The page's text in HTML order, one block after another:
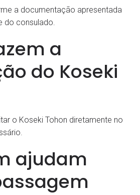
a documentação apresentada
do consulado.
a
do Koseki
o Koseki Tohon diretamente no
ajudam